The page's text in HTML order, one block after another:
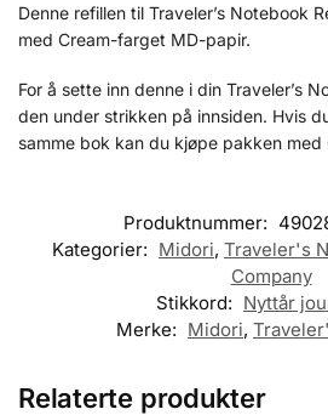
Denne refillen til Traveler’s Notebook
med Cream-farget MD-papir.
For å sette inn denne i din Traveler’s
den under strikken på innsiden. Hvis
samme bok kan du kjøpe pakken med
Produktnummer:
Kategorier: Midori, Traveler's
Company
Stikkord: Nyttår
Merke: Midori,
Relaterte produkter